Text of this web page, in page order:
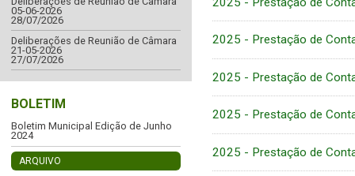
05-06-2026
28/07/2026
Deliberações de Reunião de Câmara
21-05-2026
27/07/2026
BOLETIM
Boletim Municipal Edição de Junho
2024
ARQUIVO
2025 - Prestação de
2025 - Prestação de
2025 - Prestação de
2025 - Prestação de